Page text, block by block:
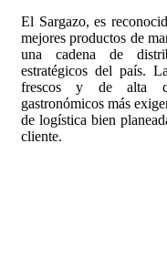
El Sargazo, es
mejores productos de
una cadena de
estratégicos del país.
frescos y de alta
gastronómicos más
de logística bien
cliente.